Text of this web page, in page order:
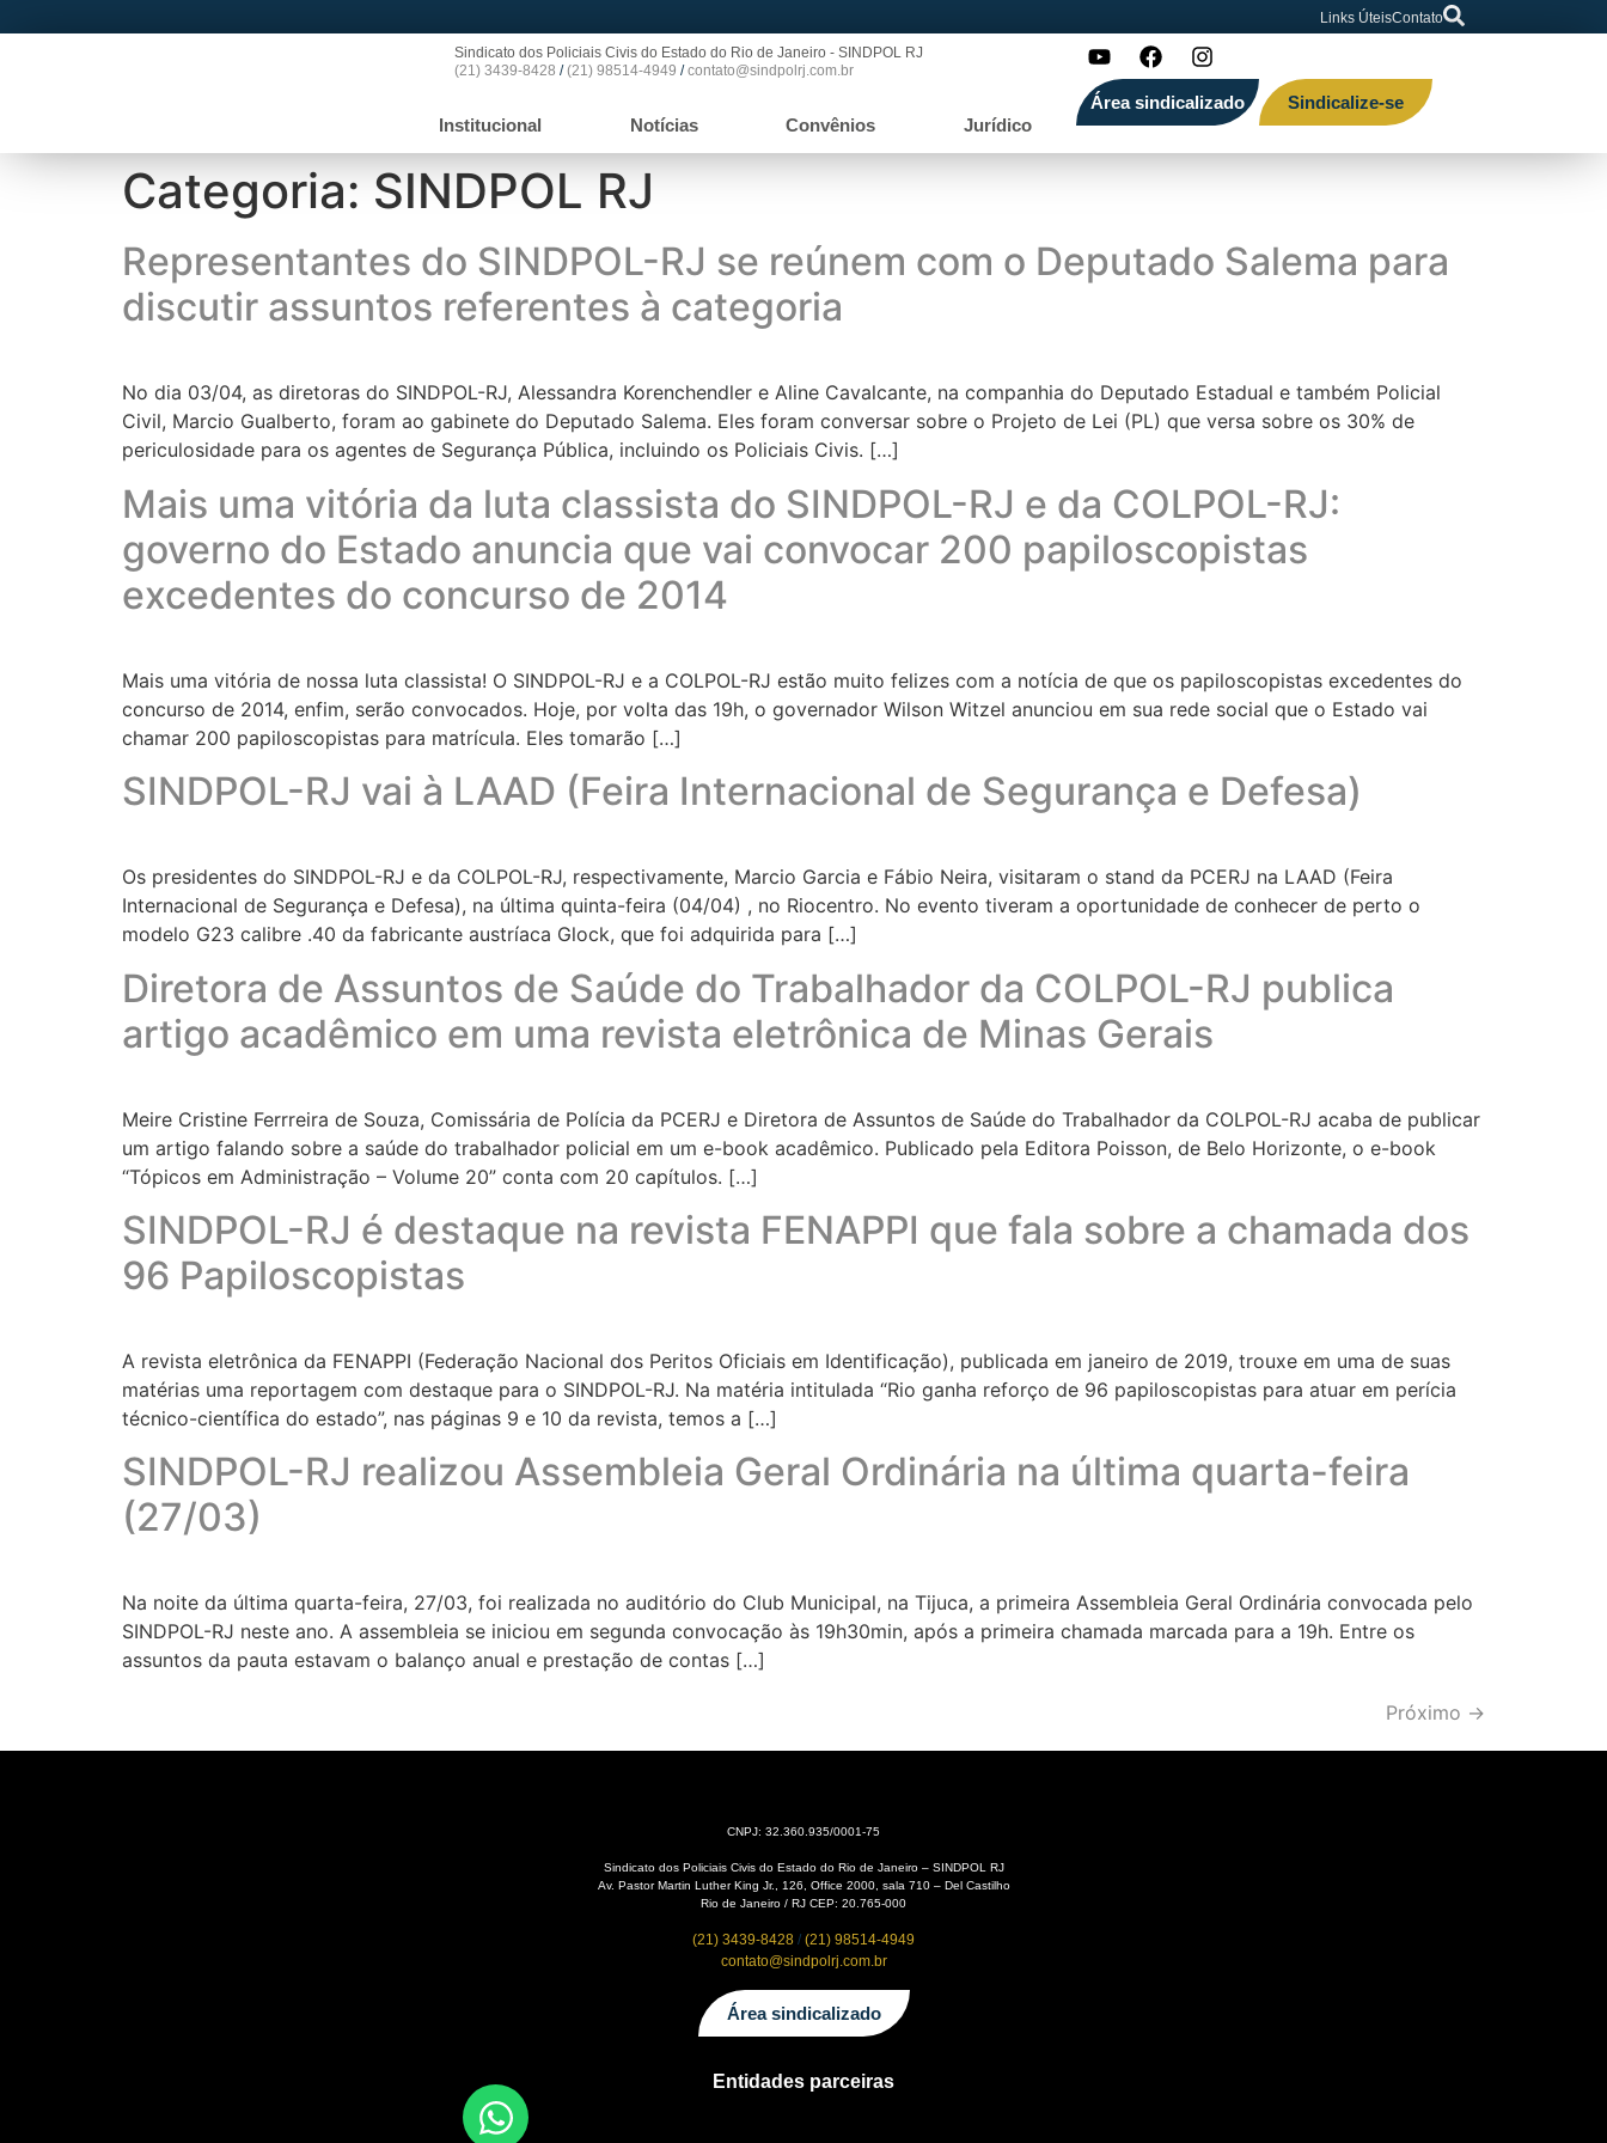
Links ÚteisContato
Sindicato dos Policiais Civis do Estado do Rio de Janeiro - SINDPOL RJ
(21) 3439-8428 /(21) 98514-4949 /contato@sindpolrj.com.br
Institucional Notícias Convênios Jurídico
Área sindicalizado Sindicalize-se
Categoria: SINDPOL RJ
Representantes do SINDPOL-RJ se reúnem com o Deputado Salema para
discutir assuntos referentes à categoria
No dia 03/04, as diretoras do SINDPOL-RJ, Alessandra Korenchendler e Aline Cavalcante, na companhia do Deputado Estadual e também Policial
Civil, Marcio Gualberto, foram ao gabinete do Deputado Salema. Eles foram conversar sobre o Projeto de Lei (PL) que versa sobre os 30% de
periculosidade para os agentes de Segurança Pública, incluindo os Policiais Civis. […]
Mais uma vitória da luta classista do SINDPOL-RJ e da COLPOL-RJ:
governo do Estado anuncia que vai convocar 200 papiloscopistas
excedentes do concurso de 2014
Mais uma vitória de nossa luta classista! O SINDPOL-RJ e a COLPOL-RJ estão muito felizes com a notícia de que os papiloscopistas excedentes do
concurso de 2014, enfim, serão convocados. Hoje, por volta das 19h, o governador Wilson Witzel anunciou em sua rede social que o Estado vai
chamar 200 papiloscopistas para matrícula. Eles tomarão […]
SINDPOL-RJ vai à LAAD (Feira Internacional de Segurança e Defesa)
Os presidentes do SINDPOL-RJ e da COLPOL-RJ, respectivamente, Marcio Garcia e Fábio Neira, visitaram o stand da PCERJ na LAAD (Feira
Internacional de Segurança e Defesa), na última quinta-feira (04/04) , no Riocentro. No evento tiveram a oportunidade de conhecer de perto o
modelo G23 calibre .40 da fabricante austríaca Glock, que foi adquirida para […]
Diretora de Assuntos de Saúde do Trabalhador da COLPOL-RJ publica
artigo acadêmico em uma revista eletrônica de Minas Gerais
Meire Cristine Ferrreira de Souza, Comissária de Polícia da PCERJ e Diretora de Assuntos de Saúde do Trabalhador da COLPOL-RJ acaba de publicar
um artigo falando sobre a saúde do trabalhador policial em um e-book acadêmico. Publicado pela Editora Poisson, de Belo Horizonte, o e-book
“Tópicos em Administração – Volume 20” conta com 20 capítulos. […]
SINDPOL-RJ é destaque na revista FENAPPI que fala sobre a chamada dos
96 Papiloscopistas
A revista eletrônica da FENAPPI (Federação Nacional dos Peritos Oficiais em Identificação), publicada em janeiro de 2019, trouxe em uma de suas
matérias uma reportagem com destaque para o SINDPOL-RJ. Na matéria intitulada “Rio ganha reforço de 96 papiloscopistas para atuar em perícia
técnico-científica do estado”, nas páginas 9 e 10 da revista, temos a […]
SINDPOL-RJ realizou Assembleia Geral Ordinária na última quarta-feira
(27/03)
Na noite da última quarta-feira, 27/03, foi realizada no auditório do Club Municipal, na Tijuca, a primeira Assembleia Geral Ordinária convocada pelo
SINDPOL-RJ neste ano. A assembleia se iniciou em segunda convocação às 19h30min, após a primeira chamada marcada para a 19h. Entre os
assuntos da pauta estavam o balanço anual e prestação de contas […]
Próximo →
CNPJ: 32.360.935/0001-75
Sindicato dos Policiais Civis do Estado do Rio de Janeiro – SINDPOL RJ
Av. Pastor Martin Luther King Jr., 126, Office 2000, sala 710 – Del Castilho
Rio de Janeiro / RJ CEP: 20.765-000
(21) 3439-8428 / (21) 98514-4949
contato@sindpolrj.com.br
Área sindicalizado
Entidades parceiras